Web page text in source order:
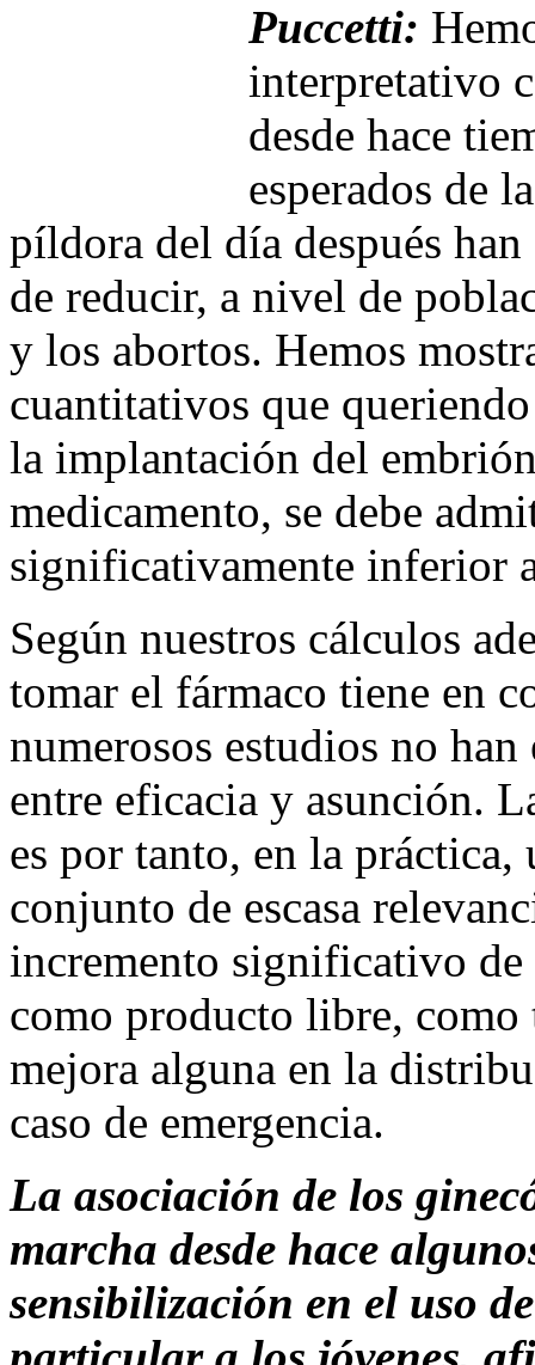
Puccetti:
interpretativo
desde hace
esperados de
píldora del día después
de reducir, a nivel de
y los abortos. Hemos
cuantitativos que
la implantación del
medicamento, se debe
significativamente inferior
Según nuestros cálculos
tomar el fármaco tiene en
numerosos estudios no
entre eficacia y asunción.
es por tanto, en la práctica,
conjunto de escasa
incremento significativo
como producto libre, como
mejora alguna en la
caso de emergencia.
La asociación de los
marcha desde hace
sensibilización en el uso